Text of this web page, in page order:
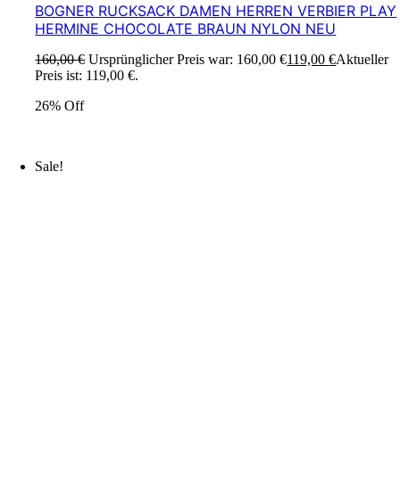
BOGNER RUCKSACK DAMEN HERREN VERBIER PLAY
HERMINE CHOCOLATE BRAUN NYLON NEU
160,00€ Ursprünglicher Preis war: 160,00 €119,00€Aktueller
Preis ist: 119,00 €.
26% Off
Sale!